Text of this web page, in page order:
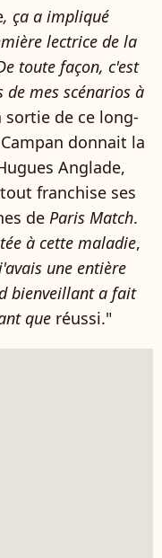
, ça a impliqué
lectrice de la
toute façon, c'est
mes scénarios à
sortie de ce long-
donnait la
Anglade,
franchise ses
de Paris Match.
à cette maladie,
une entière
bienveillant a fait
que réussi."